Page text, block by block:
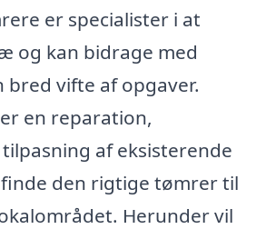
er specialister i at
og kan bidrage med
bred vifte af opgaver.
en reparation,
af eksisterende
den rigtige tømrer til
Herunder vil